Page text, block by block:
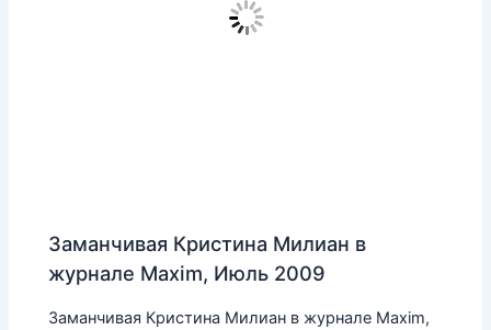
Заманчивая Кристина Милиан в
журнале Maxim, Июль 2009
Заманчивая Кристина Милиан в журнале Maxim,